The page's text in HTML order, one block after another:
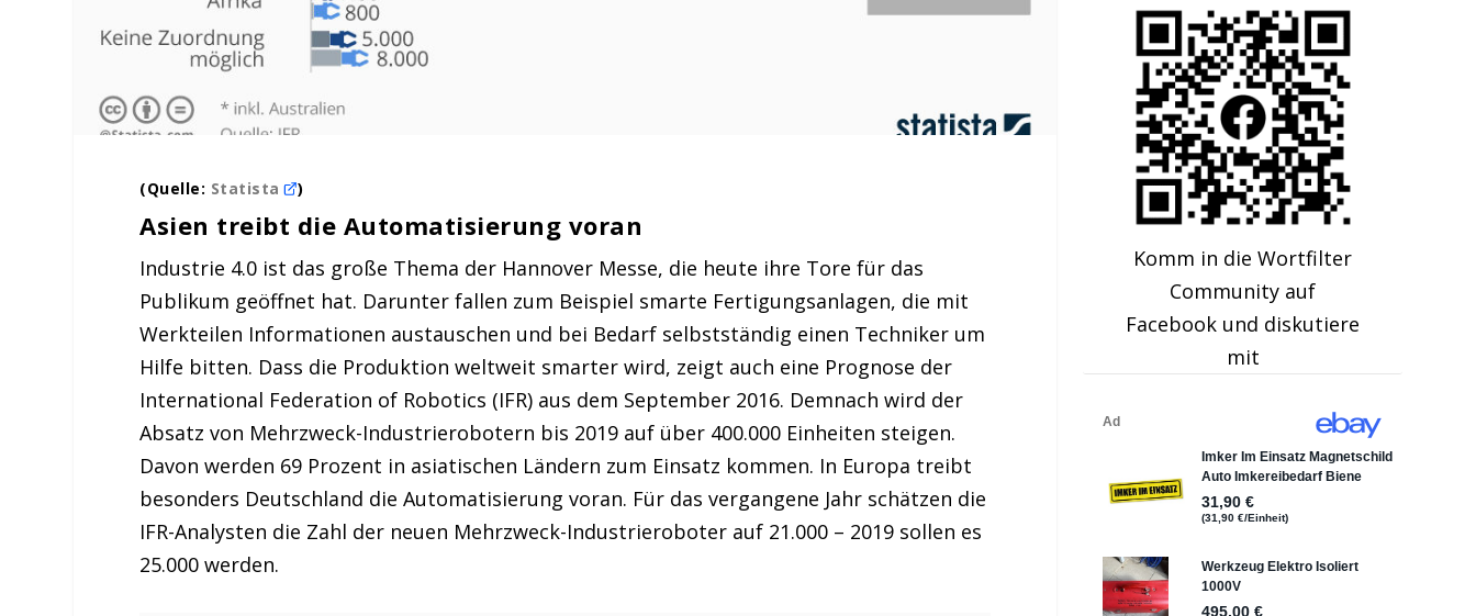
(Quelle: Statista )
Asien treibt die Automatisierung voran
Industrie 4.0 ist das große Thema der Hannover Messe, die heute ihre Tore für das
Publikum geöffnet hat. Darunter fallen zum Beispiel smarte Fertigungsanlagen, die mit
Werkteilen Informationen austauschen und bei Bedarf selbstständig einen Techniker um
Hilfe bitten. Dass die Produktion weltweit smarter wird, zeigt auch eine Prognose der
International Federation of Robotics (IFR) aus dem September 2016. Demnach wird der
Absatz von Mehrzweck-Industrierobotern bis 2019 auf über 400.000 Einheiten steigen.
Davon werden 69 Prozent in asiatischen Ländern zum Einsatz kommen. In Europa treibt
besonders Deutschland die Automatisierung voran. Für das vergangene Jahr schätzen die
IFR-Analysten die Zahl der neuen Mehrzweck-Industrieroboter auf 21.000 – 2019 sollen es
25.000 werden.
Komm in die Wortfilter
Community auf
Facebook und diskutiere
mit